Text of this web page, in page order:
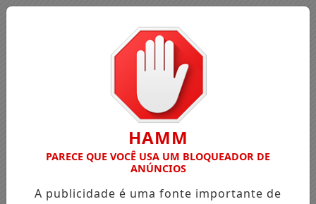
HAMM
PARECE QUE VOCÊ USA UM BLOQUEADOR DE
ANÚNCIOS
A publicidade é uma fonte importante de